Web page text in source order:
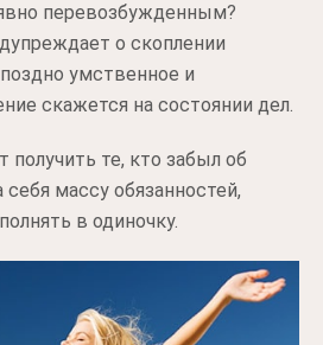
перевозбужденным?
о скоплении
умственное и
скажется на состоянии дел.
те, кто забыл об
массу обязанностей,
в одиночку.